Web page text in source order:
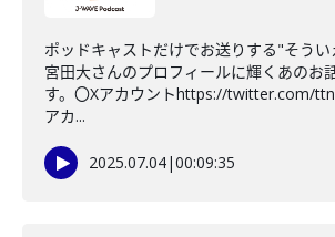
ポッドキャストだけでお送りする"そうい
宮田大さんのプロフィールに輝くあのお
す。〇Xアカウントhttps://twitter.com/
アカ...
2025.07.04|00:09:35